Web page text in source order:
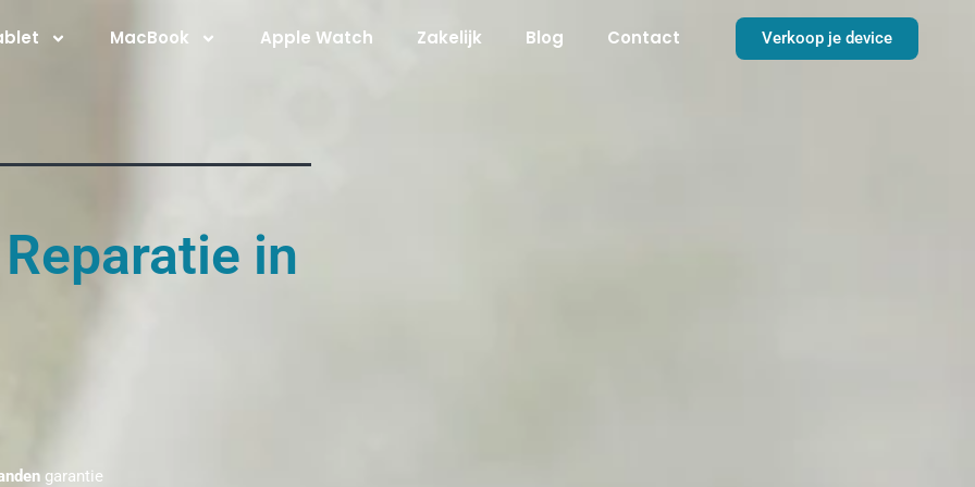
MacBook Apple Watch Zakelijk Blog Contact Verkoop je device
in
garantie